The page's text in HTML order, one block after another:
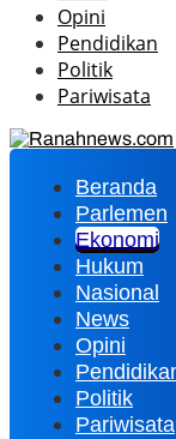
Opini
Pendidikan
Politik
Pariwisata
Beranda
Parlemen
Ekonomi
Hukum
Nasional
News
Opini
Politik
Pariwisata